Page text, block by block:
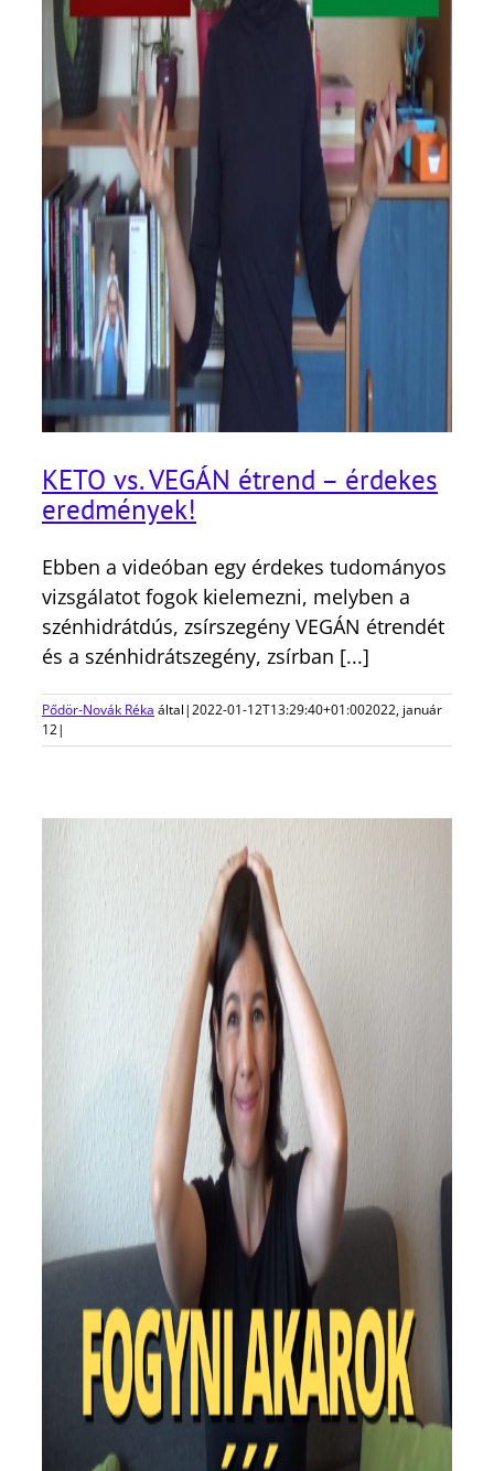
KETO vs. VEGÁN étrend – érdekes
eredmények!
Ebben a videóban egy érdekes tudományos
vizsgálatot fogok kielemezni, melyben a
szénhidrátdús, zsírszegény VEGÁN étrendét
és a szénhidrátszegény, zsírban [...]
Pődör-Novák Réka által|2022-01-12T13:29:40+01:002022, január
12|